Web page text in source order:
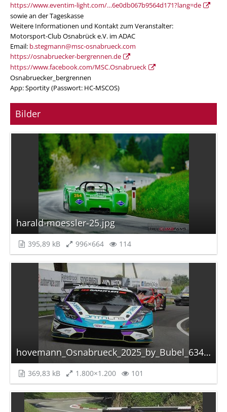
https://www.eventim-light.com/…6e0db067b9564d171?lang=de
sowie an der Tageskasse
Weitere Informationen und Kontakt zum Veranstalter:
Motorsport-Club Osnabrück e.V. im ADAC
Email: b.stegmann@msc-osnabrueck.com
https://osnabruecker-bergrennen.de
https://www.facebook.com/MSC.Osnabrueck
Osnabruecker_bergrennen
App: Sportity (Passwort: HC-MSCOS)
Bilder
harald-moessler-25.jpg
395,89 kB 996×664 114
hovemann_Osnabrueck_2025_by_Bubel_6341_autoscaled.jpg
369,83 kB 1.800×1.200 101